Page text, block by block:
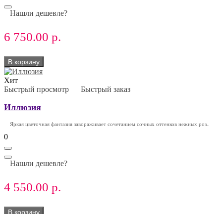
Нашли дешевле?
6 750.00 р.
В корзину
Хит
Быстрый просмотр
Быстрый заказ
Иллюзия
Яркая цветочная фантазия завораживает сочетанием сочных оттенков нежных роз..
0
Нашли дешевле?
4 550.00 р.
В корзину